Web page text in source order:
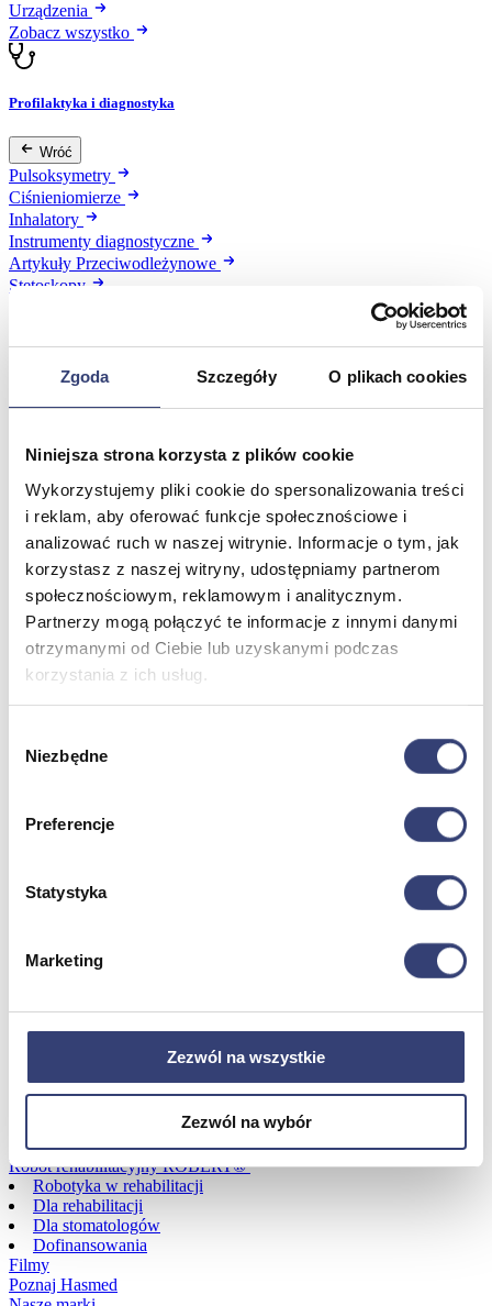
Zgoda Szczegóły O plikach cookies
Niniejsza strona korzysta z plików cookie
Wykorzystujemy pliki cookie do spersonalizowania treści
i reklam, aby oferować funkcje społecznościowe i
analizować ruch w naszej witrynie. Informacje o tym, jak
korzystasz z naszej witryny, udostępniamy partnerom
społecznościowym, reklamowym i analitycznym.
Partnerzy mogą połączyć te informacje z innymi danymi
otrzymanymi od Ciebie lub uzyskanymi podczas
korzystania z ich usług.
zgody
Niezbędne
Preferencje
Statystyka
Marketing
Zezwól na wszystkie
Zezwól na wybór
Urządzenia
Zobacz wszystko
Profilaktyka i diagnostyka
Wróć
Pulsoksymetry
Ciśnieniomierze
Inhalatory
Instrumenty diagnostyczne
Artykuły Przeciwodleżynowe
Stetoskopy
Wróć
Pielęgnacja mebli
Taborety i krzesła
Stoły
Parawany
Fotele
Zobacz wszystko
Spa & Wellness
Urządzenia
Dofinansowania
Zobacz wszystko
Wróć
Aquatizer Testowy
Robot rehabilitacyjny ROBERT®
Robotyka w rehabilitacji
Dla rehabilitacji
Dla stomatologów
Dofinansowania
Filmy
Poznaj Hasmed